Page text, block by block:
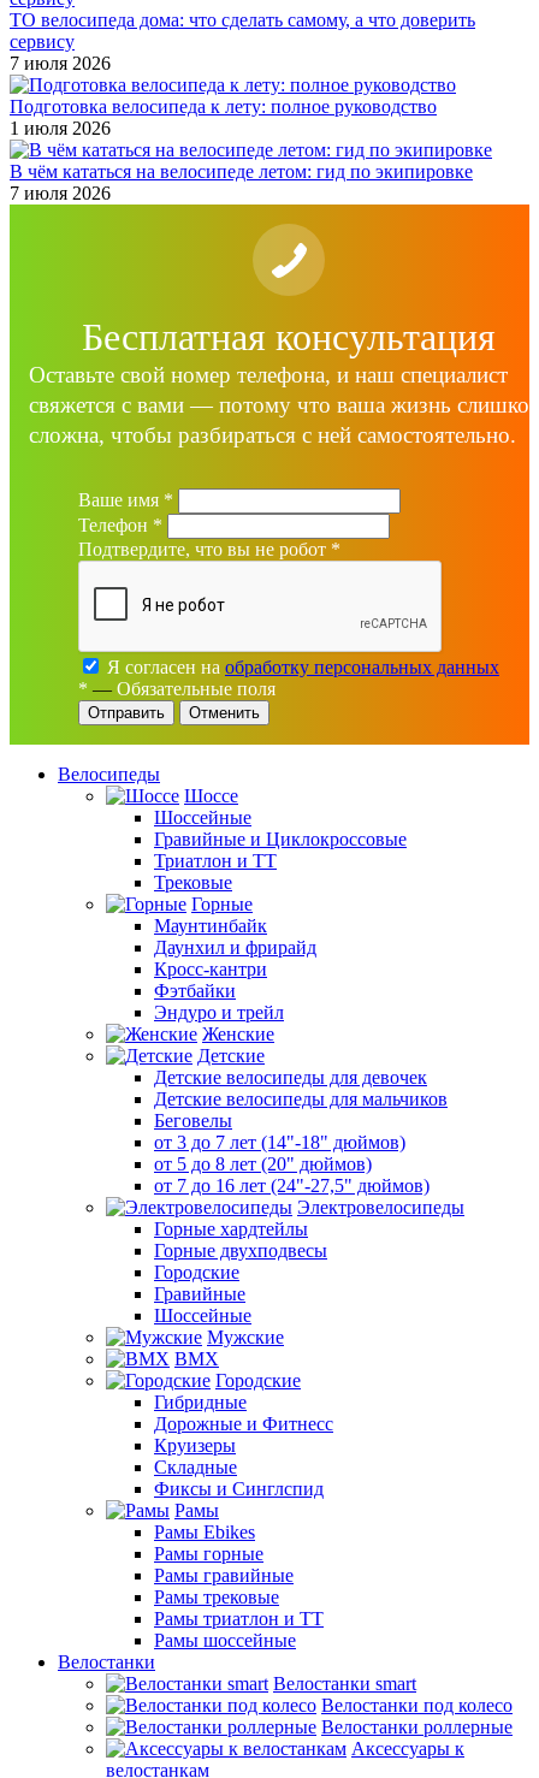
ТО велосипеда дома: что сделать самому, а что доверить
сервису
7 июля 2026
Подготовка велосипеда к лету: полное руководство
1 июля 2026
В чём кататься на велосипеде летом: гид по экипировке
7 июля 2026
Бесплатная консультация
Оставьте свой номер телефона, и наш специалист
свяжется с вами — потому что ваша жизнь
сложна, чтобы разбираться с ней самостоятельно.
Ваше имя *
Телефон *
Подтвердите, что вы не робот *
Я согласен на обработку персональных данных
* — Обязательные поля
Отменить
Велосипеды
Шоссе
Шоссейные
Гравийные и Циклокроссовые
Триатлон и ТТ
Трековые
Горные
Маунтинбайк
Даунхил и фрирайд
Кросс-кантри
Фэтбайки
Эндуро и трейл
Женские
Детские
Детские велосипеды для девочек
Детские велосипеды для мальчиков
Беговелы
от 3 до 7 лет (14"-18" дюймов)
от 5 до 8 лет (20" дюймов)
от 7 до 16 лет (24"-27,5" дюймов)
Электровелосипеды
Горные хардтейлы
Горные двухподвесы
Городские
Гравийные
Шоссейные
Мужские
BMX
Городские
Гибридные
Дорожные и Фитнесс
Круизеры
Складные
Фиксы и Синглспид
Рамы
Рамы Ebikes
Рамы горные
Рамы гравийные
Рамы трековые
Рамы триатлон и ТТ
Рамы шоссейные
Велостанки
Велостанки smart
Велостанки под колесо
Велостанки роллерные
Аксессуары к
велостанкам